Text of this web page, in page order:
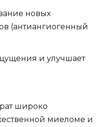
новых
(антиангиогенный
и улучшает
широко
миеломе и